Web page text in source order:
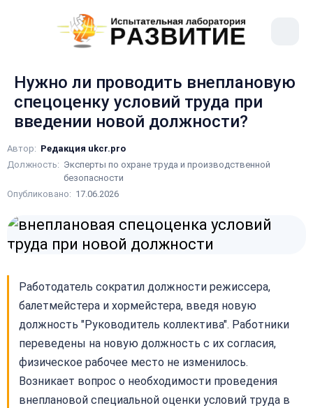
Нужно ли проводить внеплановую
спецоценку условий труда при
введении новой должности?
Автор: Редакция ukcr.pro
Должность: Эксперты по охране труда и производственной
безопасности
Опубликовано: 17.06.2026
Работодатель сократил должности режиссера,
балетмейстера и хормейстера, введя новую
должность "Руководитель коллектива". Работники
переведены на новую должность с их согласия,
физическое рабочее место не изменилось.
Возникает вопрос о необходимости проведения
внеплановой специальной оценки условий труда в